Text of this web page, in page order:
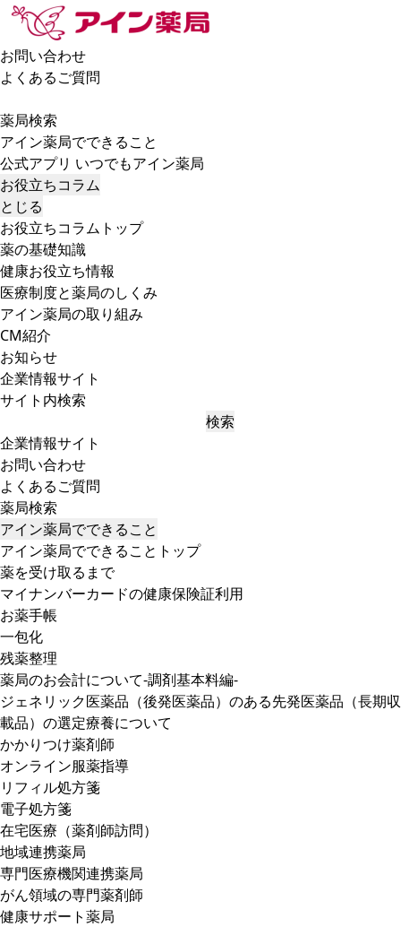
お問い合わせ
よくあるご質問
薬局検索
アイン薬局でできること
公式アプリ いつでもアイン薬局
お役立ちコラム
とじる
お役立ちコラムトップ
薬の基礎知識
健康お役立ち情報
医療制度と薬局のしくみ
アイン薬局の取り組み
CM紹介
お知らせ
企業情報サイト
サイト内検索
検索
企業情報サイト
お問い合わせ
よくあるご質問
薬局検索
アイン薬局でできること
アイン薬局でできることトップ
薬を受け取るまで
マイナンバーカードの健康保険証利用
お薬手帳
一包化
残薬整理
薬局のお会計について-調剤基本料編-
ジェネリック医薬品（後発医薬品）のある先発医薬品（長期収
載品）の選定療養について
かかりつけ薬剤師
オンライン服薬指導
リフィル処方箋
電子処方箋
在宅医療（薬剤師訪問）
地域連携薬局
専門医療機関連携薬局
がん領域の専門薬剤師
健康サポート薬局